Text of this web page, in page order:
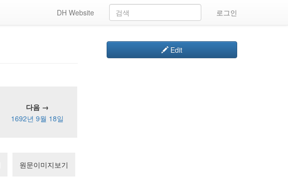
로그인
DH Website
다음 →
1692년 9월 18일
원문이미지보기
Edit